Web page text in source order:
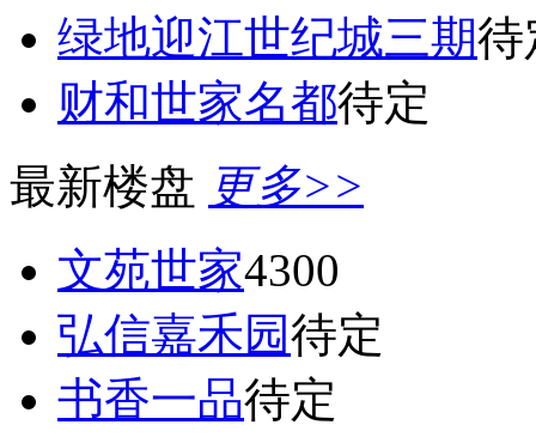
绿地迎江世纪城三期待
财和世家名都待定
最新楼盘 更多>>
文苑世家4300
弘信嘉禾园待定
书香一品待定